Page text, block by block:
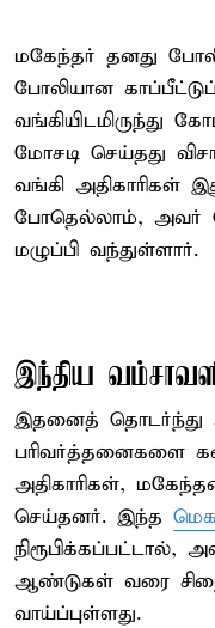
மகேந்தர் தனது
போலியான
வங்கியிடமிருந்து
மோசடி செய்தது
வங்கி அதிகாரிகள்
போதெல்லாம், அவர்
மழுப்பி வந்துள்ளார்.
இந்திய
இதனைத் தொடர்ந்து
பரிவர்த்தனைகளை
அதிகாரிகள்,
செய்தனர். இந்த
நிரூபிக்கப்பட்டால்,
ஆண்டுகள் வரை
வாய்ப்புள்ளது.